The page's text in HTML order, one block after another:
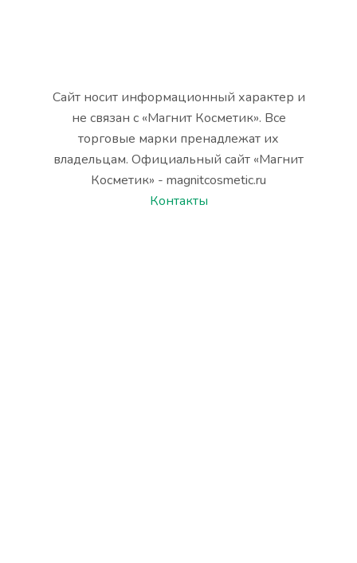
Сайт носит информационный характер и
не связан с «Магнит Косметик». Все
торговые марки пренадлежат их
владельцам. Официальный сайт «Магнит
Косметик» - magnitcosmetic.ru
Контакты